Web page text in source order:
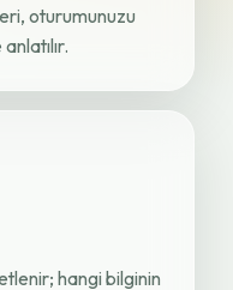
oturumunuzu
hangi bilginin